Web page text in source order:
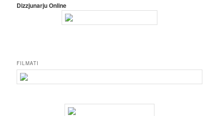
Dizzjunarju Online
FILMATI